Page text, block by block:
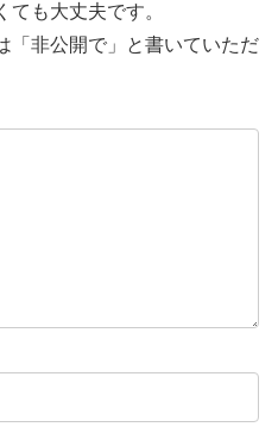
も大丈夫です。
非公開で」と書いていただ